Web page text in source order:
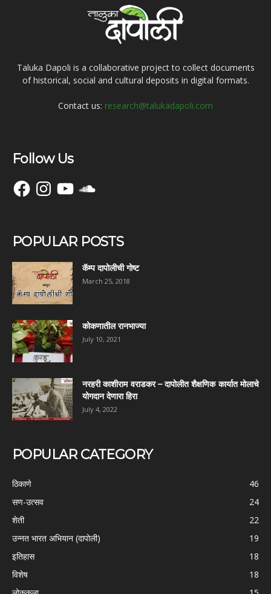
Taluka Dapoli is a collaborative project to collect documents
of historical, social and cultural deposits in digital formats.
Contact us: research@talukadapoli.com
Follow Us
FacebookInstagramYouTubeSoundCloud
POPULAR POSTS
कॅम्प दापोलीची गोष्ट
March 25, 2018
कोकणातील रानभाज्या
July 10, 2021
नरहरी काशीराम वराडकर – दापोलीत शैक्षणिक कार्यात मोलाचे
योगदान देणारा हिरा
July 4, 2022
POPULAR CATEGORY
ठिकाणे
46
सण-उत्सव
24
शेती
22
उन्नत भारत अभियान (दापोली)
19
इतिहास
18
विशेष
18